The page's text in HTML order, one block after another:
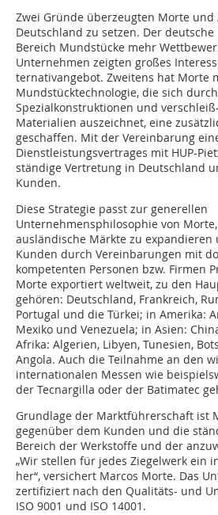
Zwei Gründe überzeugten Morte und
Deutschland zu setzen. Der
Bereich Mundstücke mehr
Unternehmen zeigten großes
ternativangebot. Zweitens hat Morte
Mundstücktechnolo­gie, die sich
Spezialkonstruktionen und
Materialien auszeichnet, eine
geschaffen. Mit der Vereinbarung
Dienstleistungsvertrages mit HUP-
ständige Vertretung in Deutschland
Kunden.
Diese Strategie passt zur generellen
Unternehmensphilosophie von
ausländische Märkte zu expandieren
Kunden durch Vereinbarungen mit
kompetenten Personen bzw. Firmen
Morte exportiert weltweit, zu den
gehören: Deutschland, ­Frank­reich,
Portugal und die Türkei; in Amerika:
Mexiko und Venezuela; in Asien:
Afrika: Algerien, ­Libyen, Tunesien,
Angola. Auch die Teilnahme an den
internationalen Messen wie
der Tecnargilla­ oder der Batimatec
Grundlage der Marktführerschaft ist
gegenüber dem Kunden und die
Bereich der Werkstoffe und der
„Wir stellen für jedes Ziegelwerk ein
her“, versichert Marcos Morte.­ Das
zertifiziert nach den Qualitäts- und
ISO 9001 und ISO 14001.